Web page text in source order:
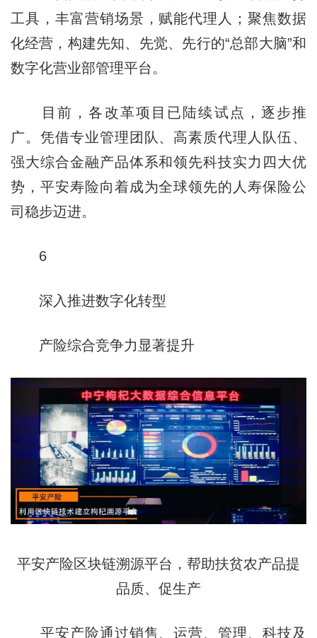
工具，丰富营销场景，赋能代理人；聚焦数据
化经营，构建先知、先觉、先行的“总部大脑”和
数字化营业部管理平台。
目前，各改革项目已陆续试点，逐步推
广。凭借专业管理团队、高素质代理人队伍、
强大综合金融产品体系和领先科技实力四大优
势，平安寿险向着成为全球领先的人寿保险公
司稳步迈进。
6
深入推进数字化转型
产险综合竞争力显著提升
平安产险区块链溯源平台，帮助扶贫农产品提
品质、促生产
平安产险通过销售、运营、管理、科技及